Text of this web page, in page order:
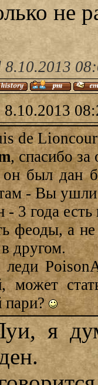
не
8.10.2013
de
, спасибо за
он был дан
- Вы
- 3 года
феоды, а
другом.
леди
может
пари?
я